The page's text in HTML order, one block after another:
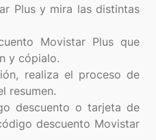
Plus y mira las distintas
Movistar Plus que
y cópialo.
realiza el proceso de
resumen.
descuento o tarjeta de
descuento Movistar